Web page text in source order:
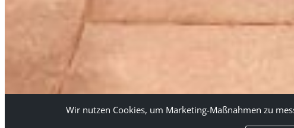
Wir nutzen Cookies, um Marketing-Maßnahmen zu